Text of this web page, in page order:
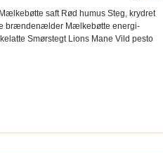
saft Rød humus Steg, krydret
brændenælder Mælkebøtte energi-
Smørstegt Lions Mane Vild pesto